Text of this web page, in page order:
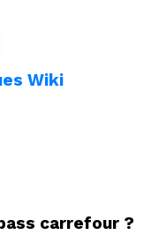
Wiki
carrefour ?